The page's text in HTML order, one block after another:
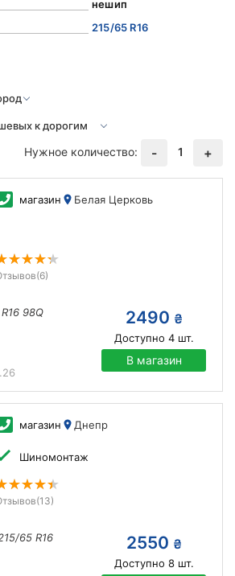
нешип
215/65 R16
Нужное количество:
- 1 +
магазин Белая Церковь
(6)
98Q
2490 ₴
Доступно 4шт.
В магазин
магазин Днепр
Шиномонтаж
(13)
65 R16
2550 ₴
Доступно 8шт.